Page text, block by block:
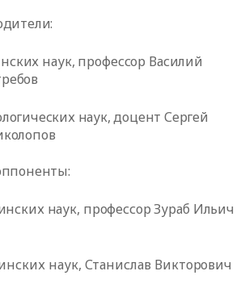
наук, профессор Василий
наук, доцент Сергей
наук, профессор Зураб Ильич
наук, Станислав Викторович